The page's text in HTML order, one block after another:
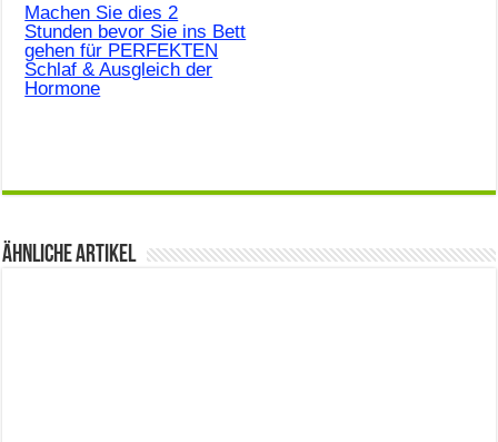
Machen Sie dies 2
Stunden bevor Sie ins Bett
gehen für PERFEKTEN
Schlaf & Ausgleich der
Hormone
Ähnliche Artikel